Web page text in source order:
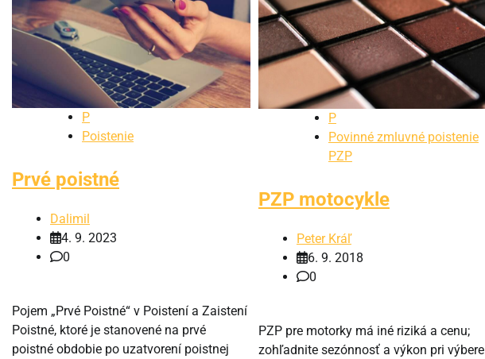
P
Poistenie
Prvé poistné
Dalimil
4. 9. 2023
0
Pojem „Prvé Poistné“ v Poistení a Zaistení
Poistné, ktoré je stanovené na prvé
poistné obdobie po uzatvorení poistnej
P
Povinné zmluvné poistenie
PZP
PZP motocykle
Peter Kráľ
6. 9. 2018
0
PZP pre motorky má iné riziká a cenu;
zohľadnite sezónnosť a výkon pri výbere